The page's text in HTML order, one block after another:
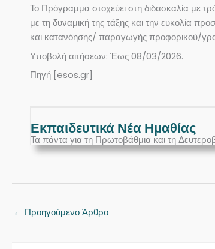
Το Πρόγραμμα στοχεύει στη διδασκαλία με
με τη δυναμική της τάξης και την ευκολία
και κατανόησης/ παραγωγής προφορικού/
Υποβολή αιτήσεων: Έως 08/03/2026.
Πηγή [esos.gr]
Εκπαιδευτικά Νέα Ημαθίας
Τα πάντα για τη Πρωτοβάθμια και τη
← Προηγούμενο Άρθρο